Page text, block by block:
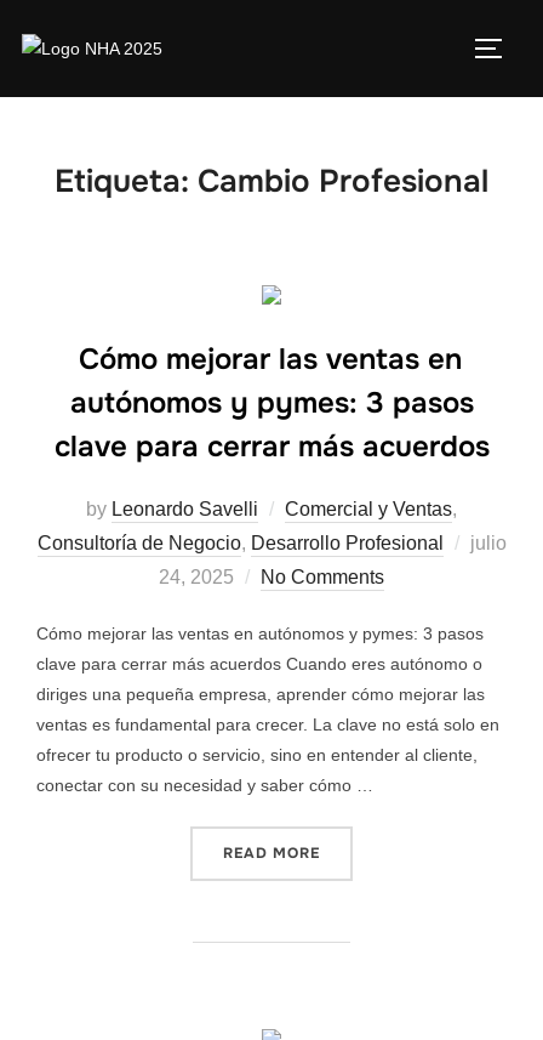
Etiqueta: Cambio Profesional
Cómo mejorar las ventas en
autónomos y pymes: 3 pasos
clave para cerrar más acuerdos
by Leonardo Savelli Comercial y Ventas,
Consultoría de Negocio, Desarrollo Profesional
julio
24, 2025
No Comments
Cómo mejorar las ventas en autónomos y pymes: 3 pasos
clave para cerrar más acuerdos Cuando eres autónomo o
diriges una pequeña empresa, aprender cómo mejorar las
ventas es fundamental para crecer. La clave no está solo en
ofrecer tu producto o servicio, sino en entender al cliente,
conectar con su necesidad y saber cómo …
READ MORE